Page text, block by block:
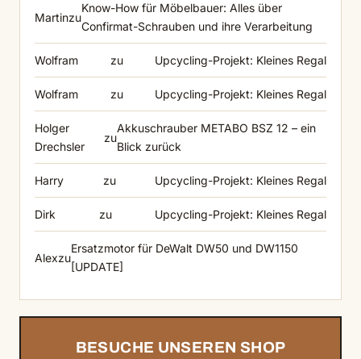
Martinzu
Know-How für Möbelbauer: Alles über
Confirmat-Schrauben und ihre Verarbeitung
Wolfram zu Upcycling-Projekt: Kleines Regal
Wolfram zu Upcycling-Projekt: Kleines Regal
Holger
Drechsler
zu
Akkuschrauber METABO BSZ 12 – ein
Blick zurück
Harry zu Upcycling-Projekt: Kleines Regal
Dirk zu Upcycling-Projekt: Kleines Regal
Alexzu
Ersatzmotor für DeWalt DW50 und DW1150
[UPDATE]
BESUCHE UNSEREN SHOP